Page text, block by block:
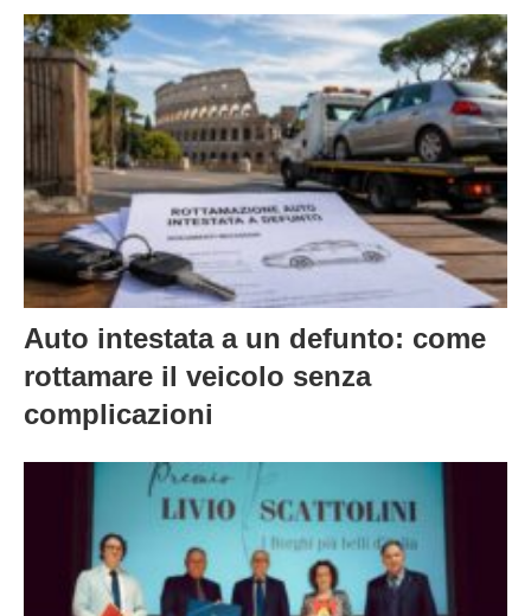
Auto intestata a un defunto: come
rottamare il veicolo senza
complicazioni